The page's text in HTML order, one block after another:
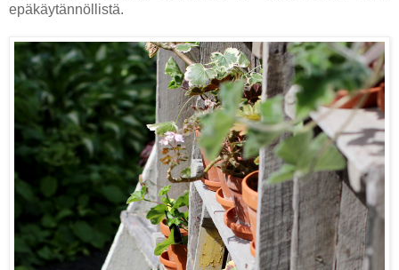
epäkäytännöllistä.